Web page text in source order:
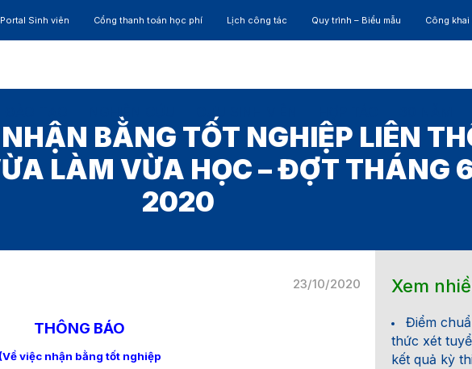
Portal Sinh viên Cổng thanh toán học phí Lịch công tác Quy trình – Biểu mẫu Công
BẰNG TỐT NGHIỆP LIÊN
LÀM VỪA HỌC – ĐỢT THÁNG
2020
23/10/2020
THÔNG BÁO
(Về việc nhận bằng tốt nghiệp
Xem
Điểm
thức xét
kết quả kỳ